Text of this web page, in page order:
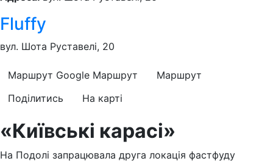
Fluffy
вул. Шота Руставелі, 20
Маршрут Google Маршрут
Маршрут
Поділитись
На карті
«Київські карасі»
На Подолі запрацювала друга локація фастфуду